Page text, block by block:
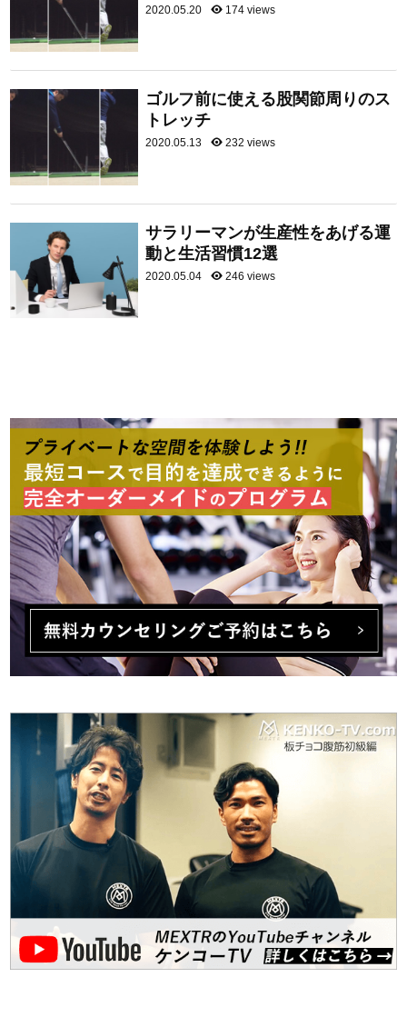
2020.05.20 174 views
ゴルフ前に使える股関節周りのス
トレッチ
2020.05.13 232 views
サラリーマンが生産性をあげる運
動と生活習慣12選
2020.05.04 246 views